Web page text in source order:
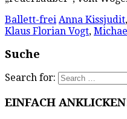
Ballett-frei Anna Kissjudit,
Klaus Florian Vogt,
Suche
Search for:
EINFACH